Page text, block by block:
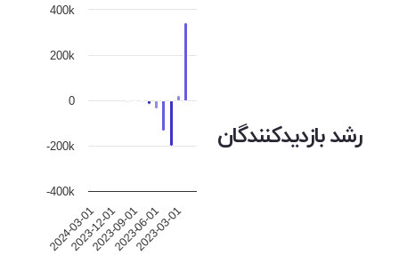
رشد بازدیدکنندگان
2024-03-01
2023-12-01
2023-09-01
2023-06-01
2023-03-01
-400k
-200k
0
200k
400k